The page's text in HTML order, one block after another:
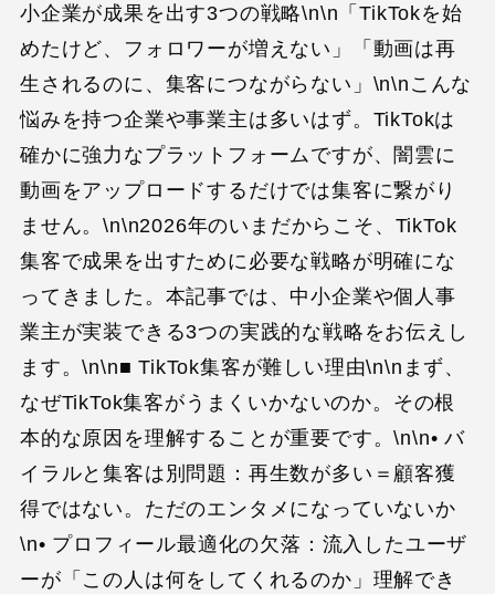
小企業が成果を出す3つの戦略\n\n「TikTokを始
めたけど、フォロワーが増えない」「動画は再
生されるのに、集客につながらない」\n\nこんな
悩みを持つ企業や事業主は多いはず。TikTokは
確かに強力なプラットフォームですが、闇雲に
動画をアップロードするだけでは集客に繋がり
ません。\n\n2026年のいまだからこそ、TikTok
集客で成果を出すために必要な戦略が明確にな
ってきました。本記事では、中小企業や個人事
業主が実装できる3つの実践的な戦略をお伝えし
ます。\n\n■ TikTok集客が難しい理由\n\nまず、
なぜTikTok集客がうまくいかないのか。その根
本的な原因を理解することが重要です。\n\n• バ
イラルと集客は別問題：再生数が多い＝顧客獲
得ではない。ただのエンタメになっていないか
\n• プロフィール最適化の欠落：流入したユーザ
ーが「この人は何をしてくれるのか」理解でき